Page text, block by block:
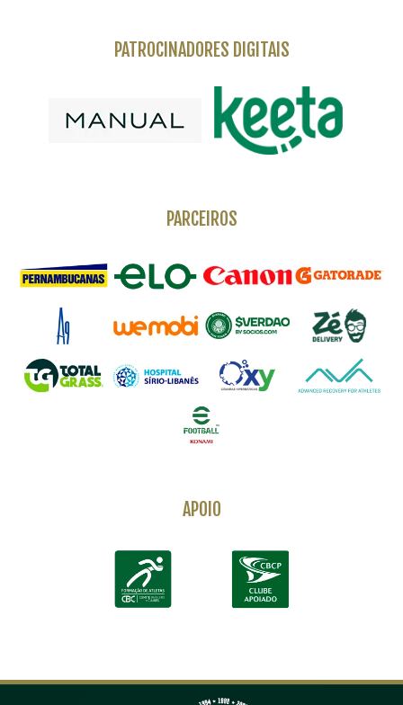
PATROCINADORES DIGITAIS
PARCEIROS
APOIO